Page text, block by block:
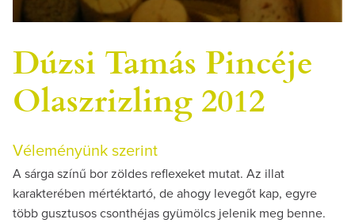
Dúzsi Tamás Pincéje
Olaszrizling 2012
Véleményünk szerint
A sárga színű bor zöldes reflexeket mutat. Az illat
karakterében mértéktartó, de ahogy levegőt kap, egyre
több gusztusos csonthéjas gyümölcs jelenik meg benne.